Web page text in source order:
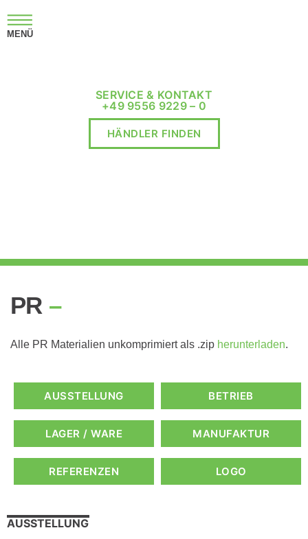
MENÜ
SERVICE & KONTAKT
+49 9556 9229 – 0
HÄNDLER FINDEN
PR –
Alle PR Materialien unkomprimiert als .zip herunterladen.
AUSSTELLUNG BETRIEB
LAGER / WARE MANUFAKTUR
REFERENZEN LOGO
AUSSTELLUNG